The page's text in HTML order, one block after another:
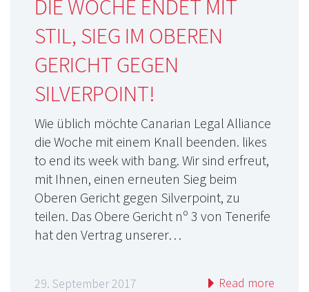
DIE WOCHE ENDET MIT
STIL, SIEG IM OBEREN
GERICHT GEGEN
SILVERPOINT!
Wie üblich möchte Canarian Legal Alliance
die Woche mit einem Knall beenden. likes
to end its week with bang. Wir sind erfreut,
mit Ihnen, einen erneuten Sieg beim
Oberen Gericht gegen Silverpoint, zu
teilen. Das Obere Gericht nº 3 von Tenerife
hat den Vertrag unserer…
29. September 2017 Read more